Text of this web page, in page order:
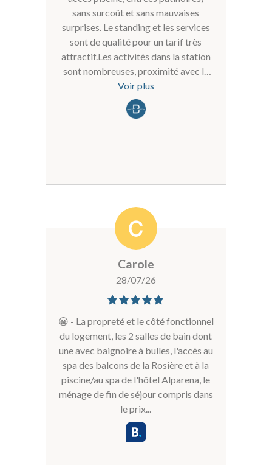
fois semaine serait un plus. Car si
nous partons en excursion, ou autre ,
cela devient un peu juste pour
respecter le créneau horaire piscine.
sans surcoût et sans mauvaises
surprises. Le standing et les services
sont de qualité pour un tarif très
attractif.Les activités dans la station
sont nombreuses, proximité avec la
frontière italienne qui permet de voir
d'autres décors et balades.
Voir plus
Carole
28/07/26
😀 - La propreté et le côté fonctionnel
du logement, les 2 salles de bain dont
une avec baignoire à bulles, l'accès au
spa des balcons de la Rosière et à la
piscine/au spa de l'hôtel Alparena, le
ménage de fin de séjour compris dans
le prix...